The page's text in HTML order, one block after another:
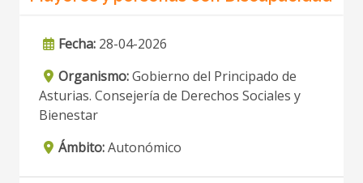
Fecha: 28-04-2026
Organismo:Gobierno del Principado de
Asturias. Consejería de Derechos Sociales y
Bienestar
Ámbito:Autonómico